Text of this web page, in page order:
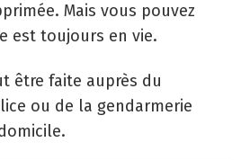
Mais vous pouvez
est toujours en vie.
être faite auprès du
ou de la gendarmerie